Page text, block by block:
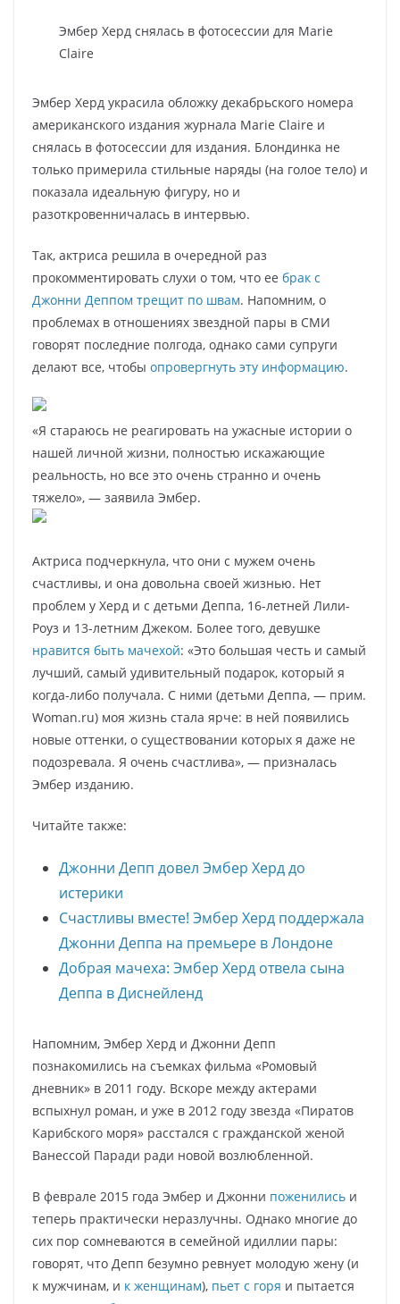
Эмбер Херд снялась в фотосессии для Marie
Claire
Эмбер Херд украсила обложку декабрьского номера
американского издания журнала Marie Claire и
снялась в фотосессии для издания. Блондинка не
только примерила стильные наряды (на голое тело) и
показала идеальную фигуру, но и
разоткровенничалась в интервью.
Так, актриса решила в очередной раз
прокомментировать слухи о том, что ее брак с
Джонни Деппом трещит по швам. Напомним, о
проблемах в отношениях звездной пары в СМИ
говорят последние полгода, однако сами супруги
делают все, чтобы опровергнуть эту информацию.
«Я стараюсь не реагировать на ужасные истории о
нашей личной жизни, полностью искажающие
реальность, но все это очень странно и очень
тяжело», — заявила Эмбер.
Актриса подчеркнула, что они с мужем очень
счастливы, и она довольна своей жизнью. Нет
проблем у Херд и с детьми Деппа, 16-летней Лили-
Роуз и 13-летним Джеком. Более того, девушке
нравится быть мачехой: «Это большая честь и самый
лучший, самый удивительный подарок, который я
когда-либо получала. С ними (детьми Деппа, — прим.
Woman.ru) моя жизнь стала ярче: в ней появились
новые оттенки, о существовании которых я даже не
подозревала. Я очень счастлива», — призналась
Эмбер изданию.
Читайте также:
Джонни Депп довел Эмбер Херд до
истерики
Счастливы вместе! Эмбер Херд поддержала
Джонни Деппа на премьере в Лондоне
Добрая мачеха: Эмбер Херд отвела сына
Деппа в Диснейленд
Напомним, Эмбер Херд и Джонни Депп
познакомились на съемках фильма «Ромовый
дневник» в 2011 году. Вскоре между актерами
вспыхнул роман, и уже в 2012 году звезда «Пиратов
Карибского моря» расстался с гражданской женой
Ванессой Паради ради новой возлюбленной.
В феврале 2015 года Эмбер и Джонни поженились и
теперь практически неразлучны. Однако многие до
сих пор сомневаются в семейной идиллии пары:
говорят, что Депп безумно ревнует молодую жену (и
к мужчинам, и к женщинам), пьет с горя и пытается